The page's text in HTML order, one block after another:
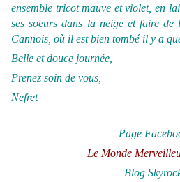
ensemble tricot mauve et violet, en
ses soeurs dans la neige et faire
Cannois, où il est bien tombé il y a
Belle et douce journée,
Prenez soin de vous,
Nefret
Page
Le Monde
Blog